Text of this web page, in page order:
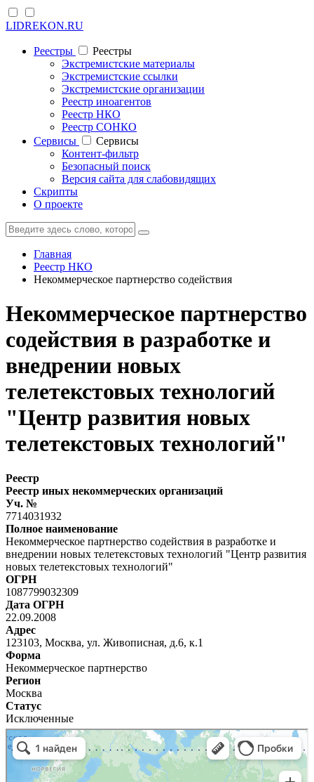
LIDREKON.RU
Реестры
Реестры
Экстремистские материалы
Экстремистские ссылки
Экстремистские организации
Реестр иноагентов
Реестр НКО
Реестр СОНКО
Cервисы
Cервисы
Контент-фильтр
Безопасный поиск
Версия сайта для слабовидящих
Скрипты
О проекте
Главная
Реестр НКО
Некоммерческое партнерство содействия
Некоммерческое партнерство
содействия в разработке и
внедрении новых
телетекстовых технологий
"Центр развития новых
телетекстовых технологий"
Реестр
Реестр иных некоммерческих организаций
Уч. №
7714031932
Полное наименование
Некоммерческое партнерство содействия в разработке и
внедрении новых телетекстовых технологий "Центр развития
новых телетекстовых технологий"
ОГРН
1087799032309
Дата ОГРН
22.09.2008
Адрес
123103, Москва, ул. Живописная, д.6, к.1
Форма
Некоммерческое партнерство
Регион
Москва
Статус
Исключенные